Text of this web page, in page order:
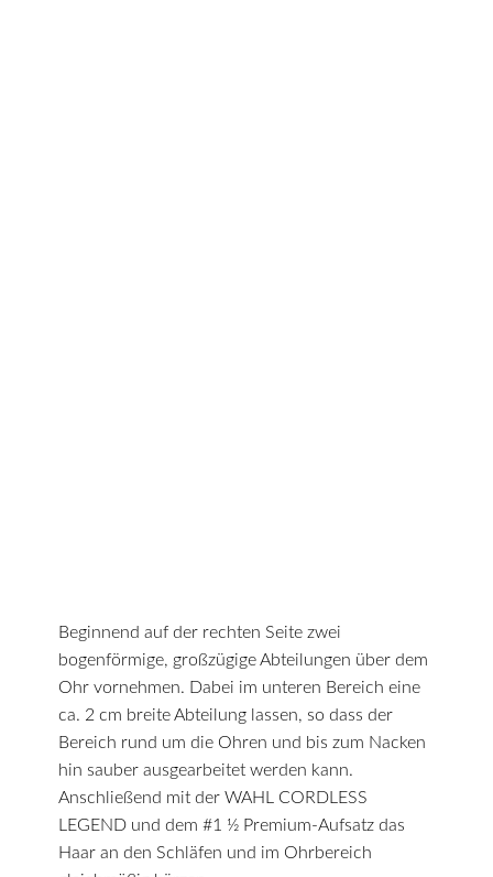
Beginnend auf der rechten Seite zwei
bogenförmige, großzügige Abteilungen über dem
Ohr vornehmen. Dabei im unteren Bereich eine
ca. 2 cm breite Abteilung lassen, so dass der
Bereich rund um die Ohren und bis zum Nacken
hin sauber ausgearbeitet werden kann.
Anschließend mit der WAHL CORDLESS
LEGEND und dem #1 ½ Premium-Aufsatz das
Haar an den Schläfen und im Ohrbereich